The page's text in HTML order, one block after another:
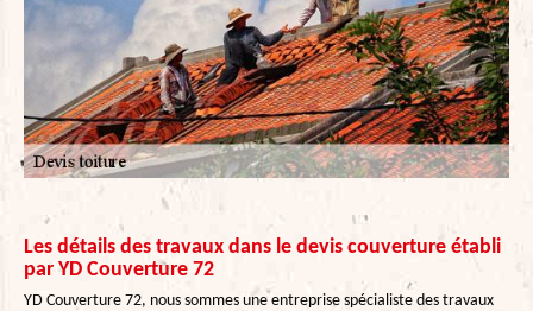
Les détails des travaux dans le devis couverture établi
par YD Couverture 72
YD Couverture 72, nous sommes une entreprise spécialiste des travaux